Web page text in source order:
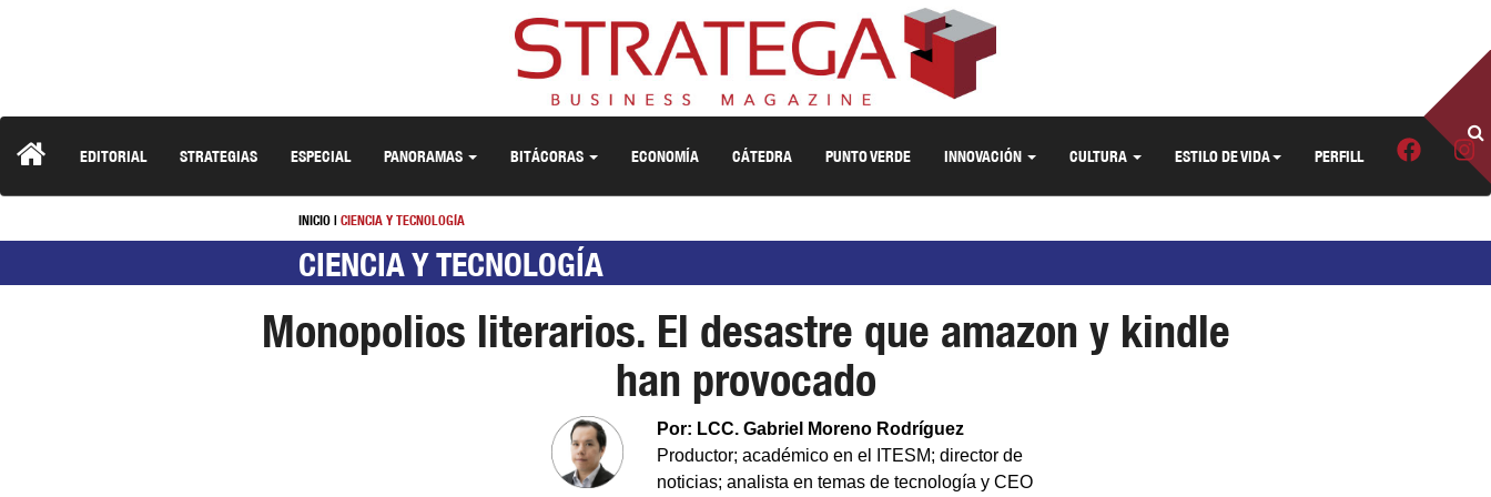
EDITORIAL STRATEGIAS ESPECIAL PANORAMAS BITÁCORAS ECONOMÍA CÁTEDRA PUNTO VERDE INNOVACIÓN CULTURA ESTILO DE VIDA PERFILL
INICIO| CIENCIA Y TECNOLOGÍA
CIENCIA Y TECNOLOGÍA
Monopolios literarios. El desastre que amazon y kindle
han provocado
Por: LCC. Gabriel Moreno Rodríguez
Productor; académico en el ITESM; director de
noticias; analista en temas de tecnología y CEO